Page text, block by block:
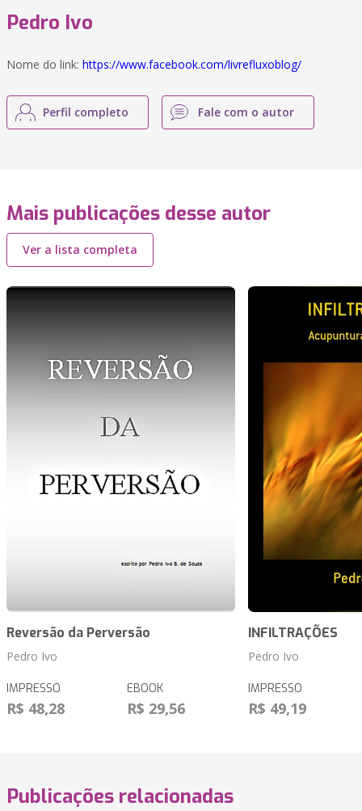
Pedro Ivo
Nome do link: https://www.facebook.com/livrefluxoblog/
Perfil completo Fale com o autor
Mais publicações desse autor
Ver a lista completa
Reversão da Perversão
Pedro Ivo
IMPRESSO
R$ 48,28
EBOOK
R$ 29,56
INFILTRAÇÕES
Pedro Ivo
IMPRESSO
R$ 49,19
Publicações relacionadas